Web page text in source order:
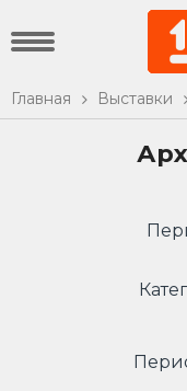
Главная Выставки